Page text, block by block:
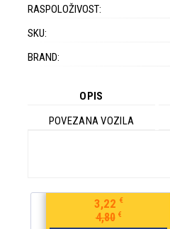
RASPOLOŽIVOST:
SKU:
BRAND:
OPIS
POVEZANA VOZILA
4,80 €
3,22 €